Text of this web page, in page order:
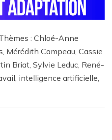
: Chloé-Anne
Mérédith Campeau, Cassie
Briat, Sylvie Leduc, René-
intelligence artificielle,